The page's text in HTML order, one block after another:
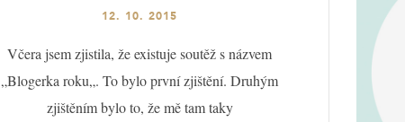
12. 10. 2015
Včera jsem zjistila, že existuje soutěž s názvem
„Blogerka roku„. To bylo první zjištění. Druhým
zjištěním bylo to, že mě tam taky